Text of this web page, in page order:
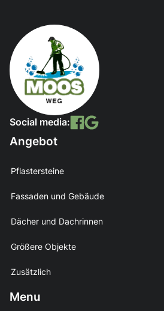
Social media:
Angebot
Pflastersteine
Fassaden und Gebäude
Dächer und Dachrinnen
Größere Objekte
Zusätzlich
Menu